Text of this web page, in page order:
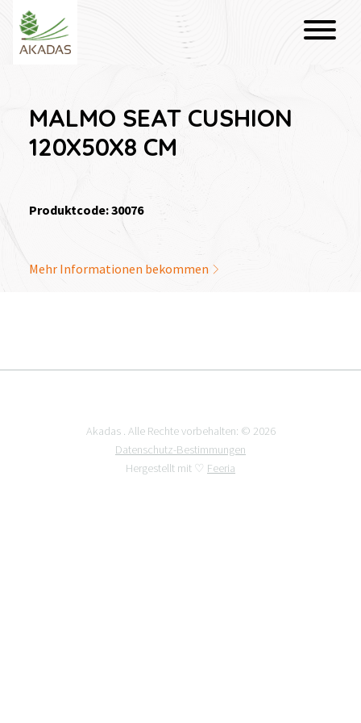
MALMO SEAT CUSHION
120X50X8 CM
Produktcode: 30076
Mehr Informationen bekommen
Akadas . Alle Rechte vorbehalten: © 2026
Datenschutz-Bestimmungen
Hergestellt mit ♡ Feeria